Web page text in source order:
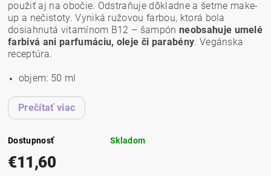
použiť aj na obočie. Odstraňuje dôkladne a šetrne make-
up a nečistoty. Vyniká ružovou farbou, ktorá bola
dosiahnutá vitamínom B12 – šampón neobsahuje umelé
farbivá ani parfumáciu, oleje či parabény. Vegánska
receptúra.
objem: 50 ml
Prečítať viac
Dostupnosť Skladom
€11,60